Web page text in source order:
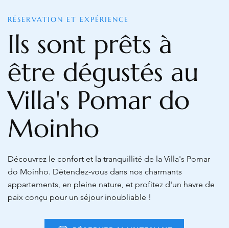
RÉSERVATION ET EXPÉRIENCE
Ils sont prêts à
être dégustés au
Villa's Pomar do
Moinho
Découvrez le confort et la tranquillité de la Villa's Pomar
do Moinho. Détendez-vous dans nos charmants
appartements, en pleine nature, et profitez d'un havre de
paix conçu pour un séjour inoubliable !